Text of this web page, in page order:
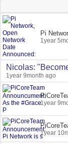
Pi
1year
Nicolas:
1year 9month ago
1year
1year